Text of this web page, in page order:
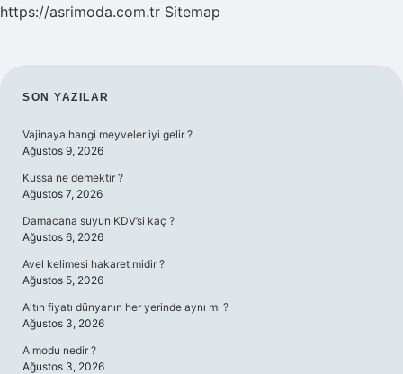
https://asrimoda.com.tr Sitemap
SIDEBAR
SON YAZILAR
Vajinaya hangi meyveler iyi gelir ?
Ağustos 9, 2026
Kussa ne demektir ?
Ağustos 7, 2026
Damacana suyun KDV’si kaç ?
Ağustos 6, 2026
Avel kelimesi hakaret midir ?
Ağustos 5, 2026
Altın fiyatı dünyanın her yerinde aynı mı ?
Ağustos 3, 2026
A modu nedir ?
Ağustos 3, 2026